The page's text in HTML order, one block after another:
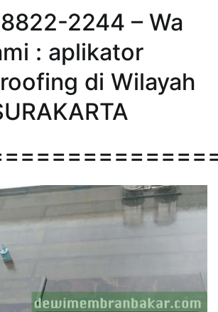
2244 – Wa
: aplikator
di Wilayah